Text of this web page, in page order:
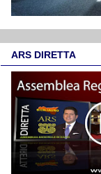
ARS DIRETTA